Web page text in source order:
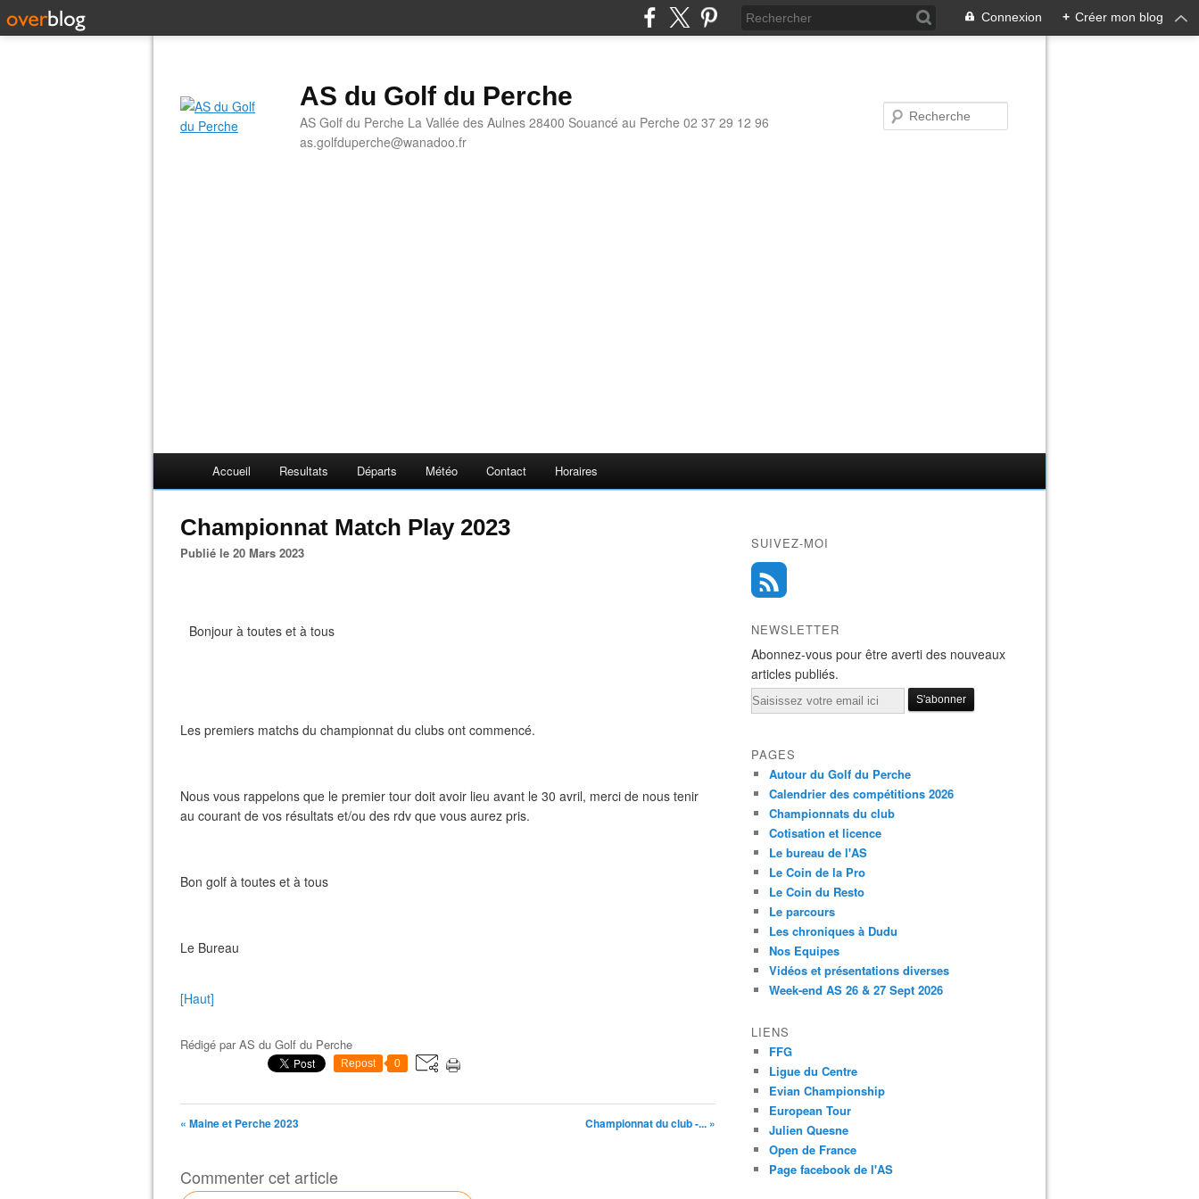
Connexion + Créer mon blog
AS du Golf du Perche
AS Golf du Perche La Vallée des Aulnes 28400 Souancé au Perche 02 37 29 12 96
as.golfduperche@wanadoo.fr
Accueil Resultats Départs Météo Contact Horaires
Championnat Match Play 2023
Publié le 20 Mars 2023
Bonjour à toutes et à tous
Les premiers matchs du championnat du clubs ont commencé.
Nous vous rappelons que le premier tour doit avoir lieu avant le 30 avril, merci de nous tenir
au courant de vos résultats et/ou des rdv que vous aurez pris.
Bon golf à toutes et à tous
Le Bureau
[Haut]
Rédigé parAS du Golf du Perche
Repost 0
« Maine et Perche 2023 Championnat du club -... »
Commenter cet article
SUIVEZ-MOI
NEWSLETTER
Abonnez-vous pour être averti des nouveaux
articles publiés.
Email
PAGES
Autour du Golf du Perche
Calendrier des compétitions 2026
Championnats du club
Cotisation et licence
Le bureau de l'AS
Le Coin de la Pro
Le Coin du Resto
Le parcours
Les chroniques à Dudu
Nos Equipes
Vidéos et présentations diverses
Week-end AS 26 & 27 Sept 2026
LIENS
FFG
Ligue du Centre
Evian Championship
European Tour
Julien Quesne
Open de France
Page facebook de l'AS